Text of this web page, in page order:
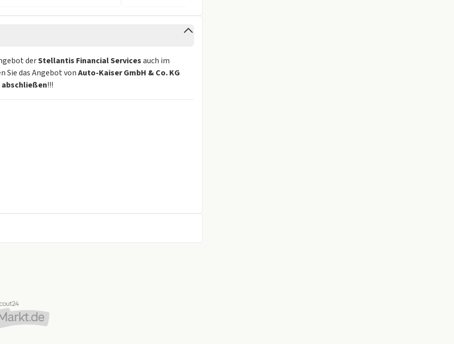
derStellantis Financial Servicesauch im
Sie das Angebot vonAuto-Kaiser GmbH & Co. KG
!!!
glänzend mit Onyxschwarz-